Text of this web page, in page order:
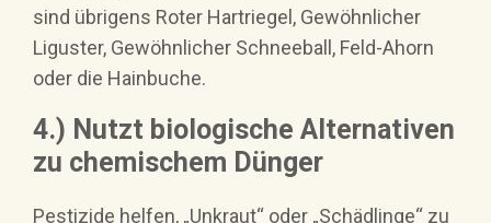
sind übrigens Roter Hartriegel, Gewöhnlicher
Liguster, Gewöhnlicher Schneeball, Feld-Ahorn
oder die Hainbuche.
4.) Nutzt biologische Alternativen
zu chemischem Dünger
Pestizide helfen, „Unkraut“ oder „Schädlinge“ zu